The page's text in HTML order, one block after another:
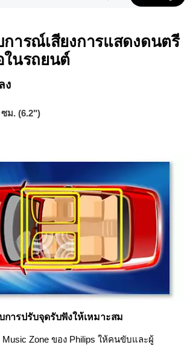
ารณ์เสียงการแสดงดนตรี
นรถยนต์
ง
ม. (6.2")
การปรับจุดรับฟังให้เหมาะสม
Zone ของ Philips ให้คนขับและผู้